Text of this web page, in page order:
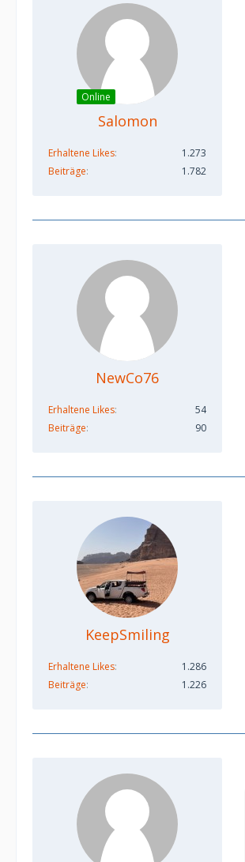
Online
Salomon
Erhaltene Likes
1.273
Beiträge
1.782
NewCo76
Erhaltene Likes
54
Beiträge
90
KeepSmiling
Erhaltene Likes
1.286
Beiträge
1.226